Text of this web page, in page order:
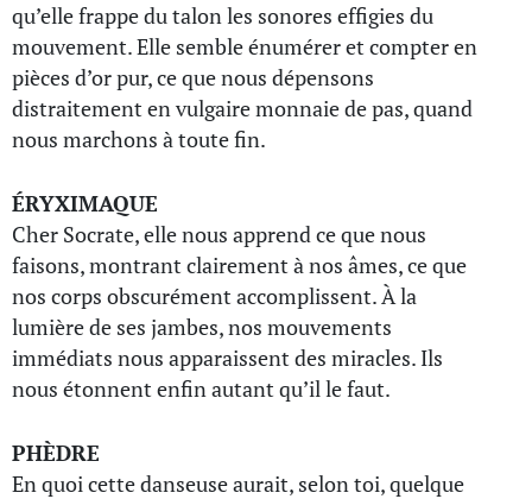
qu’elle frappe du talon les sonores effigies du
mouvement. Elle semble énumérer et compter en
pièces d’or pur, ce que nous dépensons
distraitement en vulgaire monnaie de pas, quand
nous marchons à toute fin.
ÉRYXIMAQUE
Cher Socrate, elle nous apprend ce que nous
faisons, montrant clairement à nos âmes, ce que
nos corps obscurément accomplissent. À la
lumière de ses jambes, nos mouvements
immédiats nous apparaissent des miracles. Ils
nous étonnent enfin autant qu’il le faut.
PHÈDRE
En quoi cette danseuse aurait, selon toi, quelque